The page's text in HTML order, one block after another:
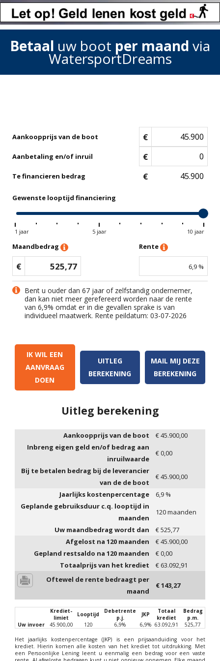
Betaal uw boot per maand via
WatersportDreams
Aankoopprijs van de boot €
Aanbetaling en/of inruil €
Te financieren bedrag €
Gewenste looptijd financiering
1 jaar 5 jaar 10 jaar
Maandbedrag
€ 525,77
Rente
6,9 %
Bent u ouder dan 67 jaar of zelfstandig ondernemer,
dan kan niet meer gerefereerd worden naar de rente
van 6,9% omdat er in die gevallen sprake is van
individueel maatwerk. Rente peildatum: 03-07-2026
IK WIL EEN
AANVRAAG
DOEN
UITLEG
BEREKENING
MAIL MIJ DEZE
BEREKENING
Uitleg berekening
Aankoopprijs van de boot €45.900,00
Inbreng eigen geld en/of bedrag aan
inruilwaarde
€0,00
Bij te betalen bedrag bij de leverancier
van de de boot
€45.900,00
Jaarlijks kostenpercentage
6,9 %
Geplande gebruiksduur c.q. looptijd in
maanden
120maanden
Uw maandbedrag wordt dan
€525,77
Afgelost na 120 maanden €45.900,00
Gepland restsaldo na 120 maanden €0,00
Totaalprijs van het krediet
€ 63.092,91
Oftewel de rente bedraagt per
maand
€143,27
Krediet-
limiet
Looptijd
Debetrente
p.j.
JKP
Totaal
krediet
Bedrag
p.m.
Uw invoer
45.900,00 120 6,9% 6,9% 63.092,91 525,77
Het jaarlijks kostenpercentage (JKP) is een prijsaanduiding voor het
krediet. Hierin komen alle kosten van het krediet tot uitdrukking. Met
een Persoonlijke Lening leent u eenmalig een bedrag voor een vaste